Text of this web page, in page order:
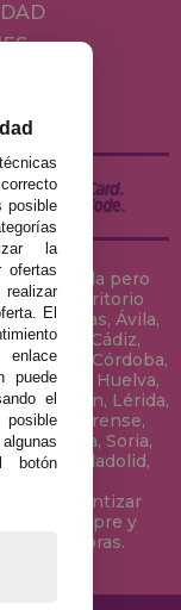
en Sevilla pero
del territorio
Asturias, Ávila,
Cáceres, Cádiz,
Real, Córdoba,
Huelva,
Leon, Lérida,
Orense,
Sevilla, Soria,
Valladolid,
para garantizar
siempre y
las 18 horas.
posible
la
ofertas
El
puede
el
botón